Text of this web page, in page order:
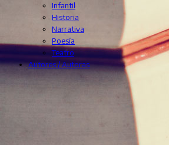
Infantil
Historia
Narrativa
Poesía
Teatro
Autores / Autoras